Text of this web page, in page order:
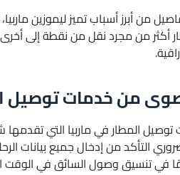
من أبرز أسباب تميز
أكثر من مجرد نقل من نقطة إلى
من خدمات توصيل
المطار في ماربيا التي تقدمها
التأكد من إدخال جميع بيانات
في تنسيق وصول السائق في الوقت